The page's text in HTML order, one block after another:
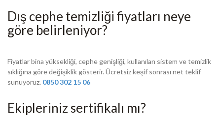
Dış cephe temizliği fiyatları neye
göre belirleniyor?
Fiyatlar bina yüksekliği, cephe genişliği, kullanılan sistem ve temizlik
sıklığına göre değişiklik gösterir. Ücretsiz keşif sonrası net teklif
sunuyoruz. 0850 302 15 06
Ekipleriniz sertifikalı mı?